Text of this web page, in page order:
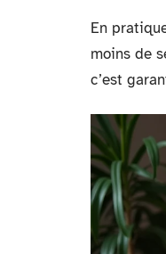
En
moins de
c’est